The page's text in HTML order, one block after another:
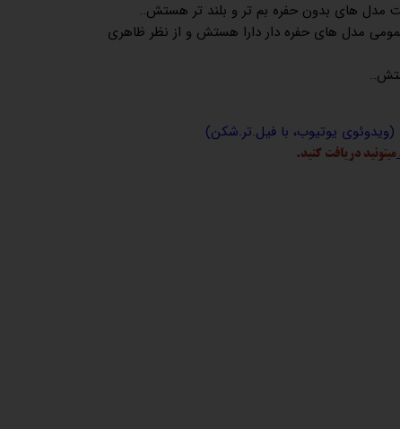
مدل های بدون حفره بم تر و بلند تر هستش..
مدل های حفره دار دارا هستش و از نظر ظاهری
(ویدوئوی یوتیوب، با فیل.تر.شکن)
میتونید دریافت کنید.